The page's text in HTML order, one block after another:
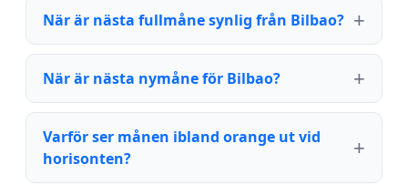
När är nästa fullmåne synlig från Bilbao?
När är nästa nymåne för Bilbao?
Varför ser månen ibland orange ut vid
horisonten?